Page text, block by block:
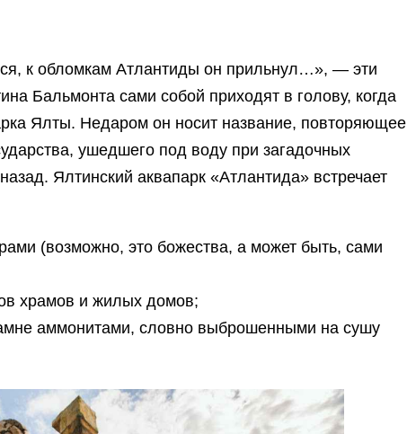
к обломкам Атлантиды он прильнул…», — эти
Бальмонта сами собой приходят в голову, когда
Ялты. Недаром он носит название, повторяющее
ушедшего под воду при загадочных
Ялтинский аквапарк «Атлантида» встречает
(возможно, это божества, а может быть, сами
храмов и жилых домов;
аммонитами, словно выброшенными на сушу